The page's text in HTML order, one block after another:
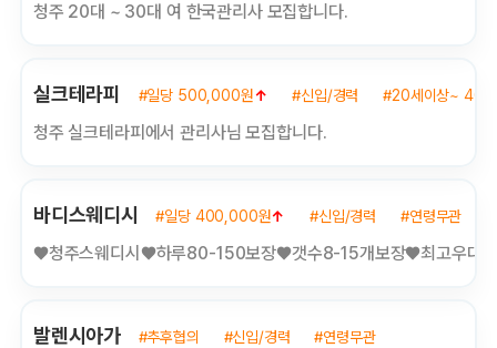
청주 20대 ~ 30대 여 한국관리사 모집합니다.
실크테라피 #일당 500,000원↑ #신입/경력 #20세이상~ 40세
청주 실크테라피에서 관리사님 모집합니다.
바디스웨디시 #일당 400,000원↑ #신입/경력 #연령무관
♥청주스웨디시♥하루80-150보장♥갯수8-15개보장♥최고우대♥
발렌시아가 #추후협의 #신입/경력 #연령무관